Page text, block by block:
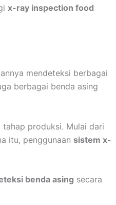
x-ray inspection food
mendeteksi berbagai
berbagai benda asing
produksi. Mulai dari
itu, penggunaan sistem x-
benda asing secara